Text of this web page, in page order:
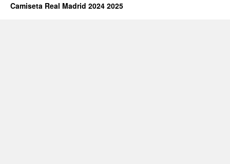
Camiseta Real Madrid 2024 2025